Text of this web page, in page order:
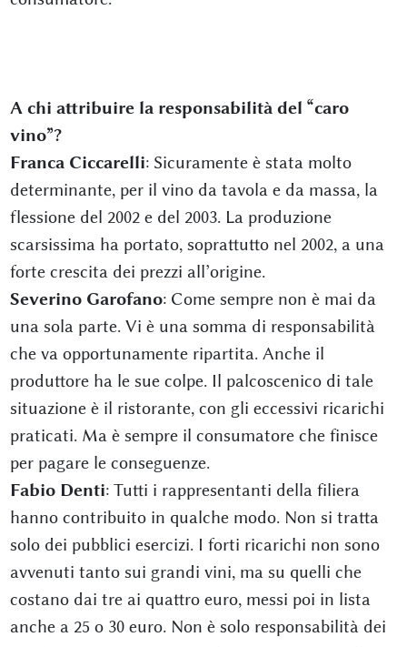
A chi attribuire la responsabilità del “caro
vino”?
Franca Ciccarelli: Sicuramente è stata molto
determinante, per il vino da tavola e da massa, la
flessione del 2002 e del 2003. La produzione
scarsissima ha portato, soprattutto nel 2002, a una
forte crescita dei prezzi all’origine.
Severino Garofano: Come sempre non è mai da
una sola parte. Vi è una somma di responsabilità
che va opportunamente ripartita. Anche il
produttore ha le sue colpe. Il palcoscenico di tale
situazione è il ristorante, con gli eccessivi ricarichi
praticati. Ma è sempre il consumatore che finisce
per pagare le conseguenze.
Fabio Denti: Tutti i rappresentanti della filiera
hanno contribuito in qualche modo. Non si tratta
solo dei pubblici esercizi. I forti ricarichi non sono
avvenuti tanto sui grandi vini, ma su quelli che
costano dai tre ai quattro euro, messi poi in lista
anche a 25 o 30 euro. Non è solo responsabilità dei